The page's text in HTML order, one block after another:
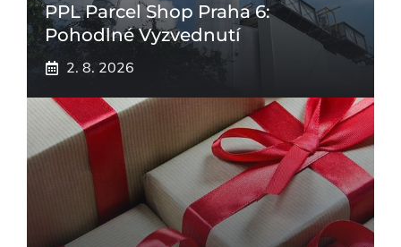
PPL Parcel Shop Praha 6:
Pohodlné Vyzvednutí
2. 8. 2026